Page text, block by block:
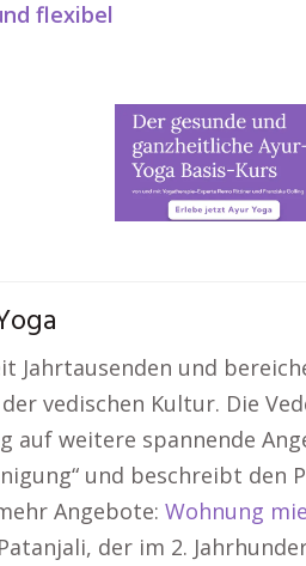
flexibel
Jahrtausenden und
vedischen Kultur. Die
auf weitere spannende
und beschreibt den
Angebote: Wohnung
der im 2.